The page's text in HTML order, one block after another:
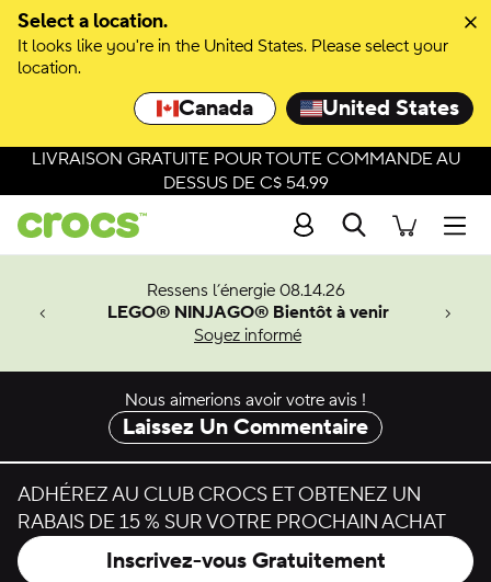
Select a location.
It looks like you're in the United States. Please select your
location.
Canada United States
Passer à la sélection de couleurs
Passer aux détails du produit
LIVRAISON GRATUITE POUR TOUTE COMMANDE AU
DESSUS DE C$ 54.99
Recherche
Ressens l’énergie 08.14.26
LEGO® NINJAGO® Bientôt à venir
Soyez informé
Man.
Nous aimerions avoir votre avis !
Laissez Un Commentaire
ADHÉREZ AU CLUB CROCS ET OBTENEZ UN
RABAIS DE 15 % SUR VOTRE PROCHAIN ACHAT
Inscrivez-vous Gratuitement